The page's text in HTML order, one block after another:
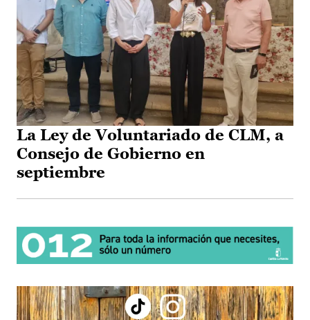
La Ley de Voluntariado de CLM, a
Consejo de Gobierno en
septiembre